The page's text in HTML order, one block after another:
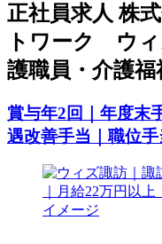
正社員求人 株
トワーク ウィ
護職員・介護
賞与年2回｜年度末
遇改善手当｜職位